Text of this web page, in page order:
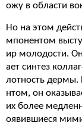
ожу в области
Но на этом
мпонентом
ир молодости.
ает синтез
лотность
нтом, он
их более
оявившиеся